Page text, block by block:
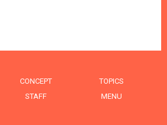
CONCEPT
TOPICS
STAFF
MENU